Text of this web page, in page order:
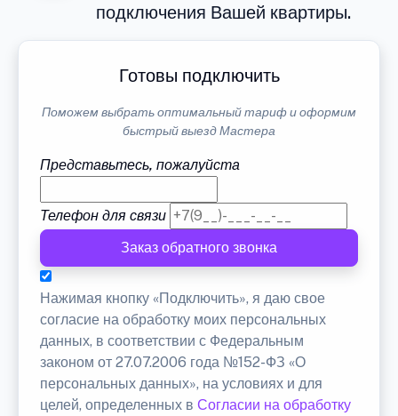
подключения Вашей квартиры.
Готовы подключить
Поможем выбрать оптимальный тариф и оформим
быстрый выезд Мастера
Представьтесь, пожалуйста
Телефон для связи
Заказ обратного звонка
Нажимая кнопку «Подключить», я даю свое
согласие на обработку моих персональных
данных, в соответствии с Федеральным
законом от 27.07.2006 года №152-ФЗ «О
персональных данных», на условиях и для
целей, определенных в Согласии на обработку